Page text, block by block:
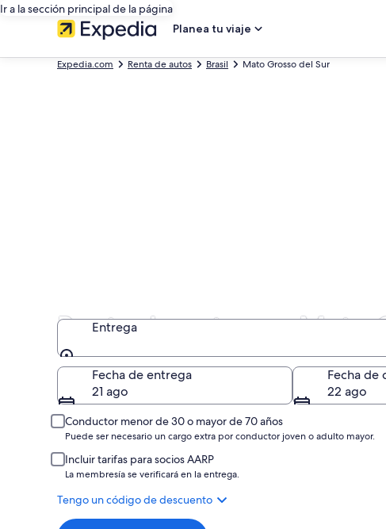
Ir a la sección principal de la página
Planea tu viaje
Expedia.com Renta de autos Brasil Mato Grosso del Sur
Renta de autos en Mato
Entrega
Entrega
Fecha de entrega
21 ago
Fecha de
22 ago
Conductor menor de 30 o mayor de 70 años
Puede ser necesario un cargo extra por conductor joven o adulto mayor.
Incluir tarifas para socios AARP
La membresía se verificará en la entrega.
Tengo un código de descuento